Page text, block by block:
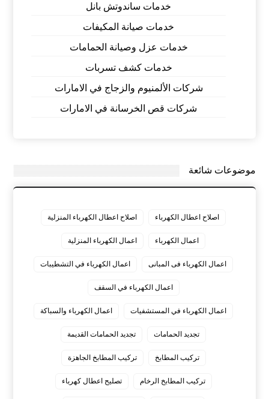
خدمات ساندوتش بانل
خدمات صيانة المكيفات
خدمات عزل وصيانة الحمامات
خدمات كشف تسربات
شركات الألمنيوم والزجاج في الامارات
شركات قص الخرسانة في الامارات
موضوعات شائعة
اصلاح اعطال الكهرباء اصلاح اعطال الكهرباء المنزلية
اعمال الكهرباء اعمال الكهرباء المنزلية
اعمال الكهرباء فى المبانى اعمال الكهرباء في التشطيبات
اعمال الكهرباء في السقف
اعمال الكهرباء في المستشفيات اعمال الكهرباء والسباكة
تجديد الحمامات تجديد الحمامات القديمة
تركيب المطابخ تركيب المطابخ الجاهزة
تركيب المطابخ الرخام تصليح اعطال كهرباء